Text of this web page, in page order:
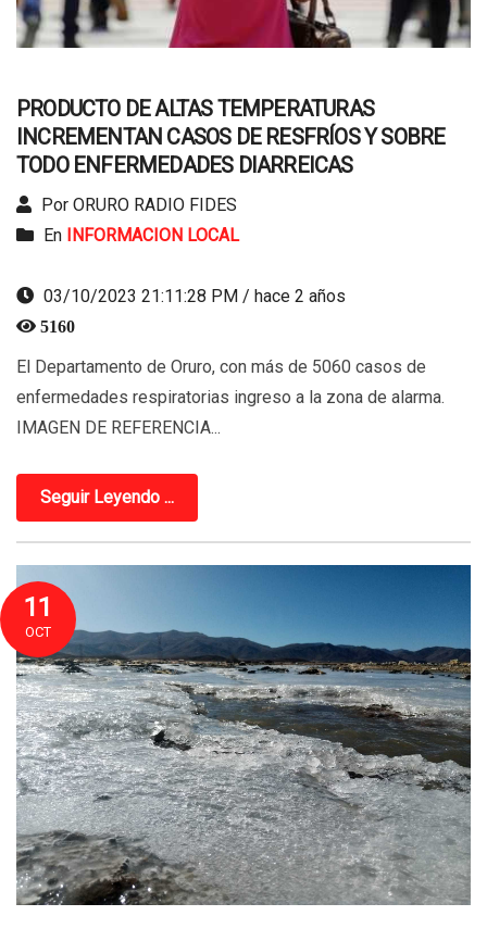
PRODUCTO DE ALTAS TEMPERATURAS
INCREMENTAN CASOS DE RESFRÍOS Y SOBRE
TODO ENFERMEDADES DIARREICAS
Por ORURO RADIO FIDES
En INFORMACION LOCAL
03/10/2023 21:11:28 PM / hace 2 años
5160
El Departamento de Oruro, con más de 5060 casos de
enfermedades respiratorias ingreso a la zona de alarma.
IMAGEN DE REFERENCIA...
Seguir Leyendo ...
11
OCT